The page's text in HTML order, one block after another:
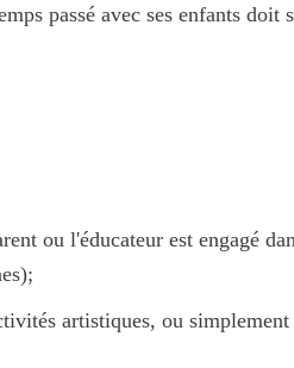
passé avec ses enfants doit
ou l'éducateur est engagé
artistiques, ou